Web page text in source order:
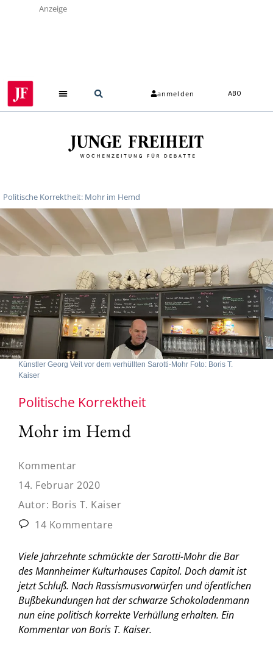
Anzeige
anmelden ABO
Politische Korrektheit: Mohr im Hemd
Künstler Georg Veit vor dem verhüllten Sarotti-Mohr Foto: Boris T.
Kaiser
Politische Korrektheit
Mohr im Hemd
Kommentar
14. Februar 2020
Autor: Boris T. Kaiser
14 Kommentare
Viele Jahrzehnte schmückte der Sarotti-Mohr die Bar
des Mannheimer Kulturhauses Capitol. Doch damit ist
jetzt Schluß. Nach Rassismusvorwürfen und öfentlichen
Bußbekundungen hat der schwarze Schokoladenmann
nun eine politisch korrekte Verhüllung erhalten. Ein
Kommentar von Boris T. Kaiser.